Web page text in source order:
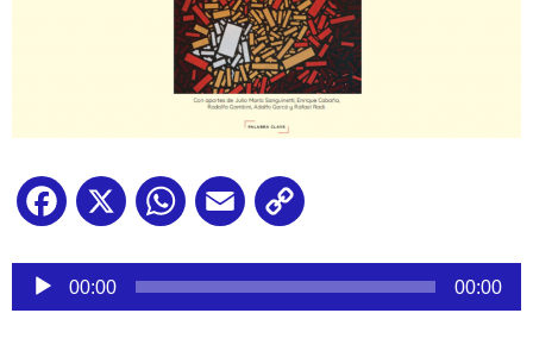
Facebook
X WhatsApp
Email
Reproductor
audio
00:00 00:00